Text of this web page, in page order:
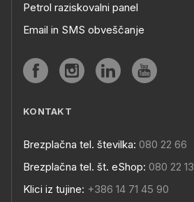
Petrol raziskovalni panel
Email in SMS obveščanje
KONTAKT
Brezplačna tel. številka: 080 22 66
Brezplačna tel. št. eShop: 080 22 13
Klici iz tujine: +386 14 71 45 90